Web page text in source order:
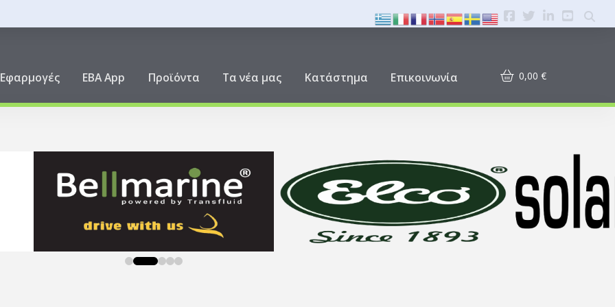
Εφαρμογές EBA App Προϊόντα Τα νέα μας Κατάστημα Επικοινωνία 0,00 €
0 1 2 3 4